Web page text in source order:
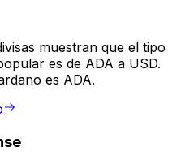
muestran que el tipo
es de ADA a USD.
es ADA.